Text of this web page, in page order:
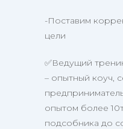
-Поставим
цели
✅Ведущий
– опытный коуч,
опытом более
подсобника до